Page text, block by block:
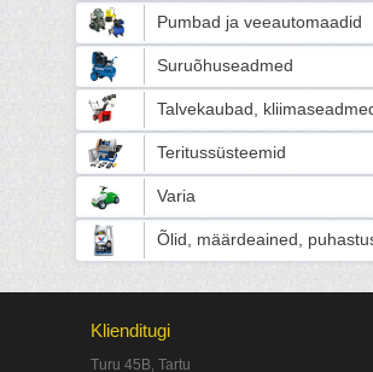
Pumbad ja veeautomaadid
Suruõhuseadmed
Talvekaubad,
Teritussüsteemid
Varia
Õlid, määrdeained,
Klienditugi
Turu 45B, Tartu